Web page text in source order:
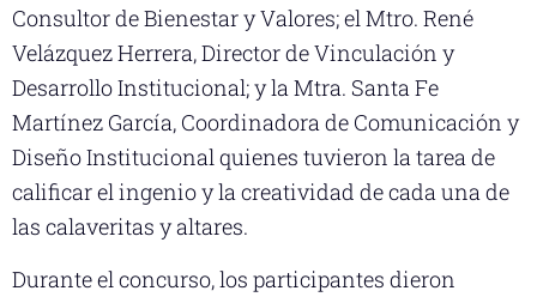
Consultor de Bienestar y Valores; el Mtro. René
Velázquez Herrera, Director de Vinculación y
Desarrollo Institucional; y la Mtra. Santa Fe
Martínez García, Coordinadora de Comunicación y
Diseño Institucional quienes tuvieron la tarea de
calificar el ingenio y la creatividad de cada una de
las calaveritas y altares.
Durante el concurso, los participantes dieron